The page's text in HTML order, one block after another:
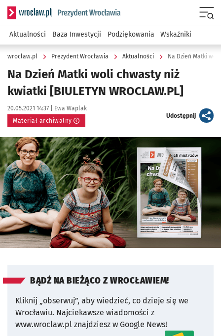
Serwis informacyjny wroclaw.pl podserwis: Prezydent
Aktualności Baza Inwestycji Podziękowania Wskaźniki
wroclaw.pl Prezydent Wrocławia Aktualności Na Dzień Matki woli
Na Dzień Matki woli chwasty niż
kwiatki [BIULETYN WROCLAW.PL]
Data publikacji:
20.05.2021 14:37 | Autor:
Ewa Waplak
Materiał archiwalny
Udostępnijartykuł
Kliknij, aby powiększyć
BĄDŹ NA BIEŻĄCO Z WROCŁAWIEM!
Kliknij „obserwuj”, aby wiedzieć, co dzieje się we
Wrocławiu. Najciekawsze wiadomości z
www.wroclaw.pl znajdziesz w Google News!